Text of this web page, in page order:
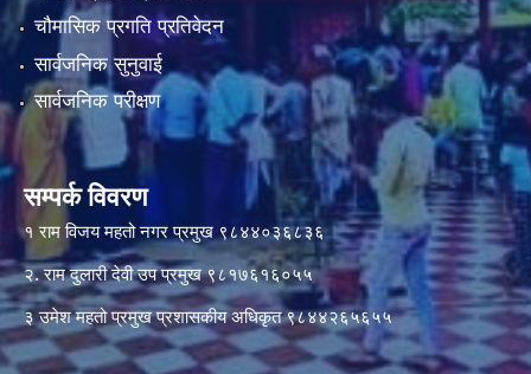
चौमासिक प्रगति प्रतिवेदन
सार्वजनिक सुनुवाई
सार्वजनिक परीक्षण
सम्पर्क विवरण
१ राम विजय महतो नगर प्रमुख ९८४४०३६८३६
२. राम दुलारी देवी उप प्रमुख ९८१७६१६०५५
३ उमेश महतो प्रमुख प्रशासकीय अधिकृत ९८४४२६५६५५